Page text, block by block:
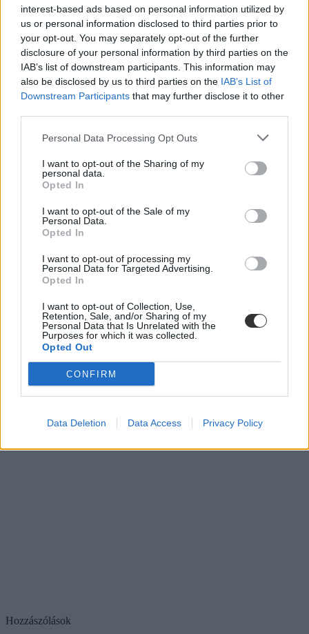
interest-based ads based on personal information utilized by
us or personal information disclosed to third parties prior to
your opt-out. You may separately opt-out of the further
disclosure of your personal information by third parties on the
IAB’s list of downstream participants. This information may
also be disclosed by us to third parties on the IAB’s List of
Downstream Participants that may further disclose it to other
Personal Data Processing Opt Outs
I want to opt-out of the Sharing of my
personal data.
Opted In
I want to opt-out of the Sale of my
Personal Data.
Opted In
I want to opt-out of processing my
Personal Data for Targeted Advertising.
Opted In
I want to opt-out of Collection, Use,
Retention, Sale, and/or Sharing of my
Personal Data that Is Unrelated with the
Purposes for which it was collected.
Opted Out
CONFIRM
Data Deletion Data Access Privacy Policy
ponthatárok 2024
Hozzászólások